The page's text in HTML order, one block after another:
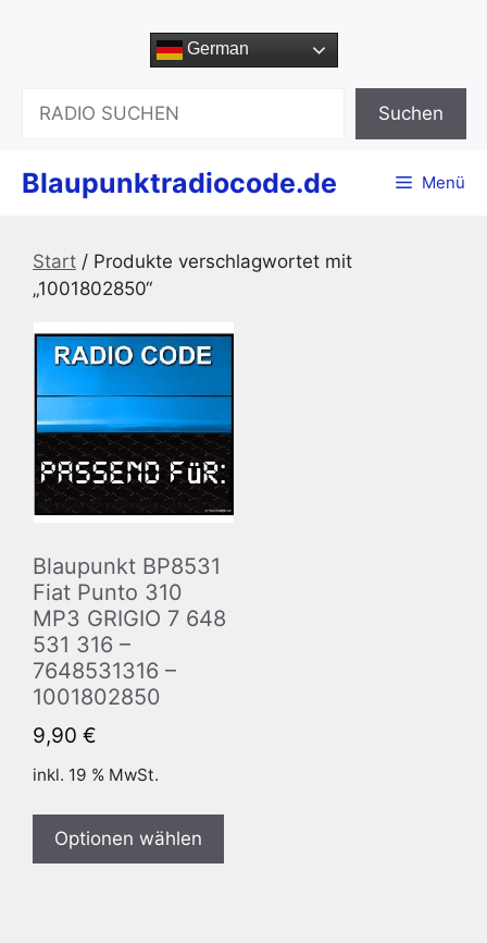
German
Suchen
Blaupunktradiocode.de Menü
Start / Produkte verschlagwortet mit
„1001802850“
Blaupunkt BP8531
Fiat Punto 310
MP3 GRIGIO 7 648
531 316 –
7648531316 –
1001802850
9,90 €
inkl. 19 % MwSt.
Optionen wählen